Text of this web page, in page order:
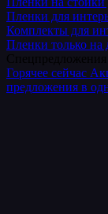
Пленки для
Комплекты для
Пленки только на
Горячее сейчас
предложения в